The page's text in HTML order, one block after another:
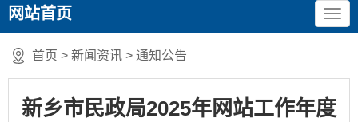
网站首页
首页 > 新闻资讯 > 通知公告
新乡市民政局2025年网站工作年度